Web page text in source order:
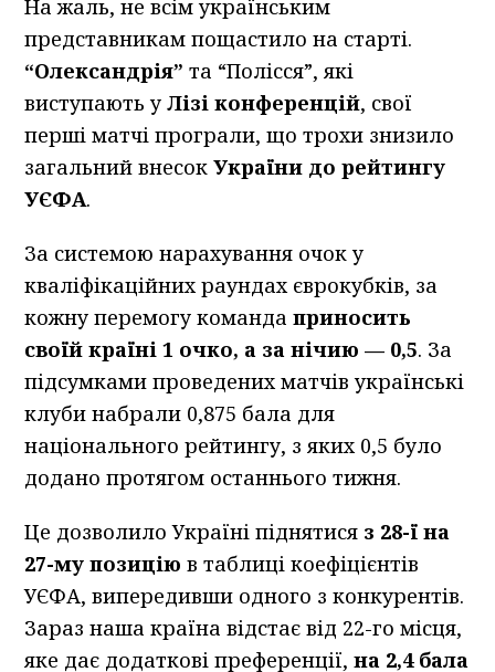
На жаль, не всім українським
представникам пощастило на старті.
“Олександрія” та “Полісся”, які
виступають у Лізі конференцій, свої
перші матчі програли, що трохи знизило
загальний внесокУкраїни до рейтингу
УЄФА.
За системою нарахування очок у
кваліфікаційних раундах єврокубків, за
кожну перемогу командаприносить
своїй країні 1 очко, а за нічию — 0,5. За
підсумками проведених матчів українські
клуби набрали 0,875 бала для
національного рейтингу, з яких 0,5 було
додано протягом останнього тижня.
Це дозволило Україні піднятися з 28-ї на
27-му позицію в таблиці коефіцієнтів
УЄФА, випередивши одного з конкурентів.
Зараз наша країна відстає від 22-го місця,
яке дає додаткові преференції, на 2,4 бала